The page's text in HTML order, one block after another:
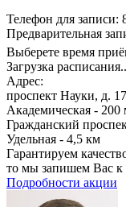
Телефон для записи:
Предварительная
Выберете время
Загрузка
Адрес:
проспект Науки, д.
Академическая - 200
Гражданский
Удельная - 4,5 км
Гарантируем
то мы запишем Вас к
Подробности акции